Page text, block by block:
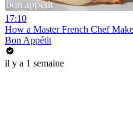
17:10
How a Master French Chef
Bon Appétit
il y a 1 semaine